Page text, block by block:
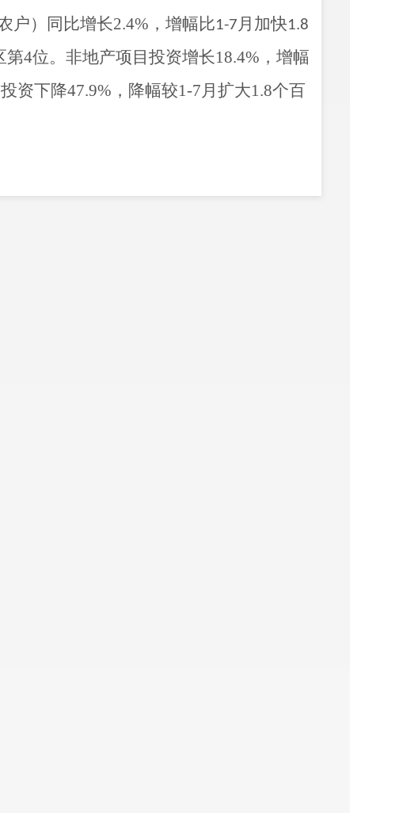
户）同比增长2.4% ， 增幅比1-7月加快1.8
第4位。非地产项目投资增长18.4% ， 增幅
资下降47.9% ，降幅较1-7月扩大1.8个百